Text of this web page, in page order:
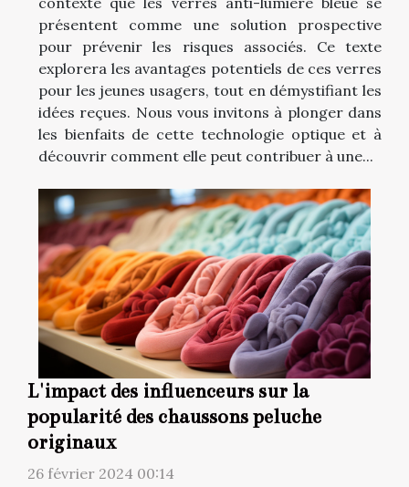
présentent comme une solution prospective
pour prévenir les risques associés. Ce texte
explorera les avantages potentiels de ces verres
pour les jeunes usagers, tout en démystifiant les
idées reçues. Nous vous invitons à plonger dans
les bienfaits de cette technologie optique et à
découvrir comment elle peut contribuer à une...
L'impact des influenceurs sur la
popularité des chaussons peluche
originaux
26 février 2024 00:14